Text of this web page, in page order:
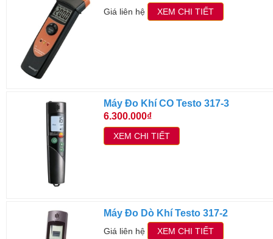
Giá liên hệ XEM CHI TIẾT
Máy Đo Khí CO Testo 317-3
6.300.000₫
XEM CHI TIẾT
Máy Đo Dò Khí Testo 317-2
Giá liên hệ XEM CHI TIẾT